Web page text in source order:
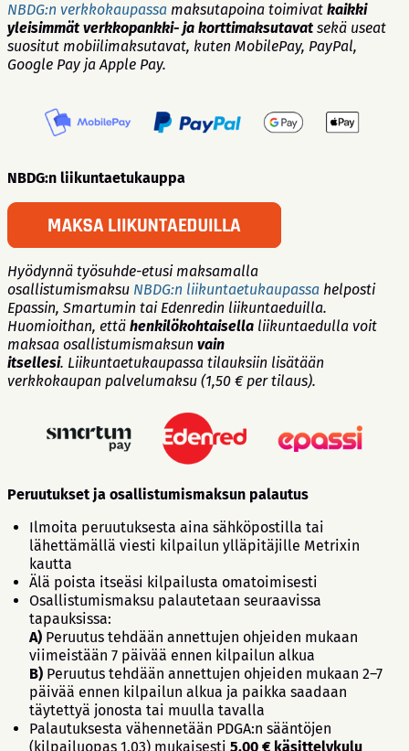
NBDG:n verkkokaupassa maksutapoina toimivat kaikki
yleisimmät verkkopankki- ja korttimaksutavat sekä useat
suositut mobiilimaksutavat, kuten MobilePay, PayPal,
Google Pay ja Apple Pay.
NBDG:n liikuntaetukauppa
Hyödynnä työsuhde-etusi maksamalla
osallistumismaksu NBDG:n liikuntaetukaupassa helposti
Epassin, Smartumin tai Edenredin liikuntaeduilla.
Huomioithan, että henkilökohtaisella liikuntaedulla voit
maksaa osallistumismaksun vain
itsellesi. Liikuntaetukaupassa tilauksiin lisätään
verkkokaupan palvelumaksu (1,50 € per tilaus).
Peruutukset ja osallistumismaksun palautus
Ilmoita peruutuksesta aina sähköpostilla tai
lähettämällä viesti kilpailun ylläpitäjille Metrixin
kautta
Älä poista itseäsi kilpailusta omatoimisesti
Osallistumismaksu palautetaan seuraavissa
tapauksissa:
A) Peruutus tehdään annettujen ohjeiden mukaan
viimeistään 7 päivää ennen kilpailun alkua
B) Peruutus tehdään annettujen ohjeiden mukaan 2–7
päivää ennen kilpailun alkua ja paikka saadaan
täytettyä jonosta tai muulla tavalla
Palautuksesta vähennetään PDGA:n sääntöjen
(kilpailuopas 1.03) mukaisesti 5,00 € käsittelykulu